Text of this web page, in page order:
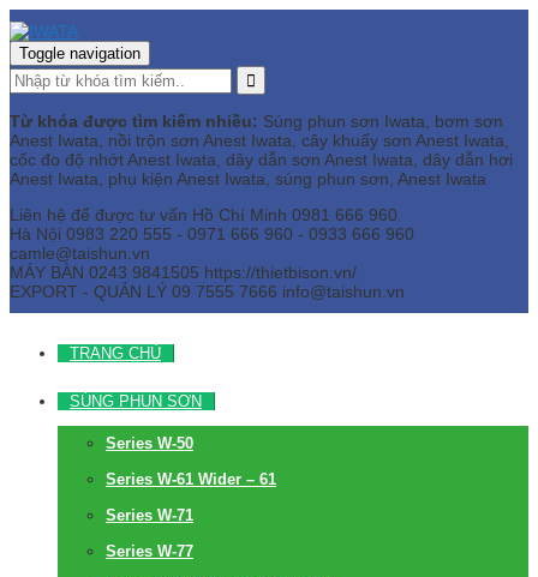
Toggle navigation
Từ khóa được tìm kiếm nhiều: Súng phun sơn Iwata, bơm sơn
Anest Iwata, nồi trộn sơn Anest Iwata, cây khuấy sơn Anest Iwata,
cốc đo độ nhớt Anest Iwata, dây dẫn sơn Anest Iwata, dây dẫn hơi
Anest Iwata, phụ kiện Anest Iwata, súng phun sơn, Anest Iwata
Liên hệ để được tư vấn Hồ Chí Minh 0981 666 960
Hà Nội 0983 220 555 - 0971 666 960 - 0933 666 960
camle@taishun.vn
MÁY BÀN 0243 9841505 https://thietbison.vn/
EXPORT - QUẢN LÝ 09 7555 7666 info@taishun.vn
TRANG CHỦ
SÚNG PHUN SƠN
Series W-50
Series W-61 Wider – 61
Series W-71
Series W-77